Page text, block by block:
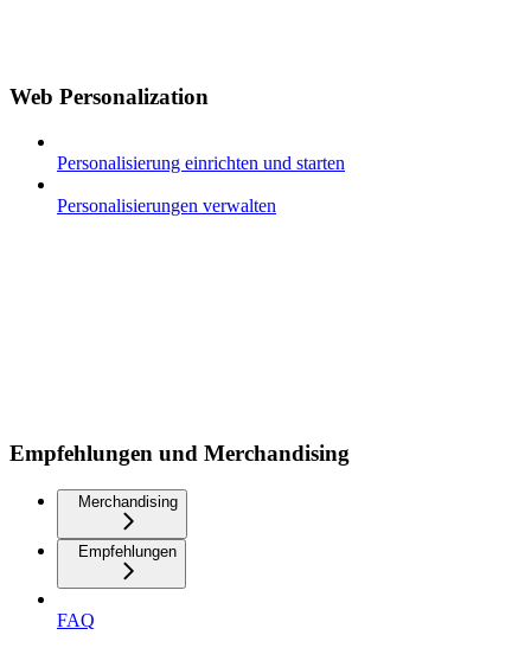
Web Personalization
Personalisierung einrichten und starten
Personalisierungen verwalten
Empfehlungen und Merchandising
Merchandising
Empfehlungen
FAQ